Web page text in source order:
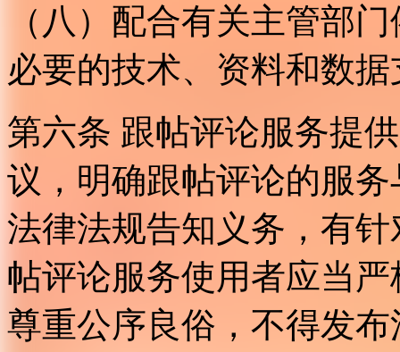
（八）配合有关主管部
必要的技术、资料和数
第六条 跟帖评论服务提
议，明确跟帖评论的服
法律法规告知义务，有
帖评论服务使用者应当
尊重公序良俗，不得发